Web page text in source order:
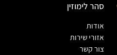
סהר לימוזין
אודות
אזורי שירות
צור קשר